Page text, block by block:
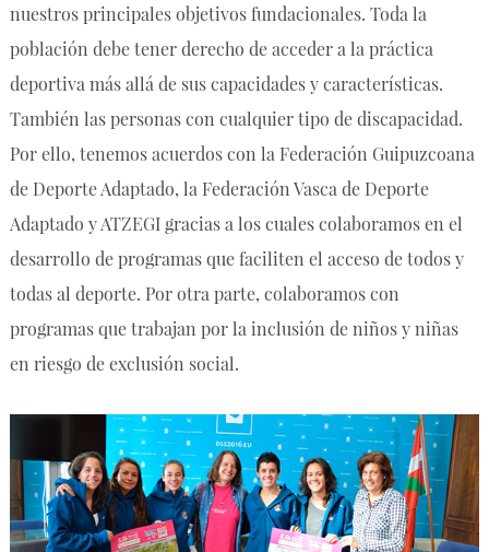
nuestros principales objetivos fundacionales. Toda la
población debe tener derecho de acceder a la práctica
deportiva más allá de sus capacidades y características.
También las personas con cualquier tipo de discapacidad.
Por ello, tenemos acuerdos con la Federación Guipuzcoana
de Deporte Adaptado, la Federación Vasca de Deporte
Adaptado y ATZEGI gracias a los cuales colaboramos en el
desarrollo de programas que faciliten el acceso de todos y
todas al deporte. Por otra parte, colaboramos con
programas que trabajan por la inclusión de niños y niñas
en riesgo de exclusión social.